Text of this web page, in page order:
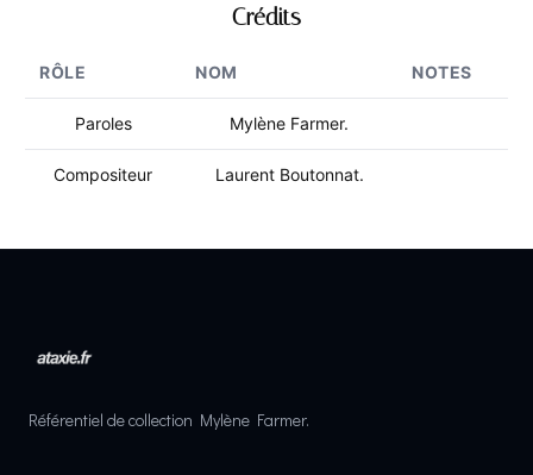
Crédits
RÔLE NOM NOTES
Paroles Mylène Farmer.
Compositeur Laurent Boutonnat.
Référentiel de collection Mylène Farmer.